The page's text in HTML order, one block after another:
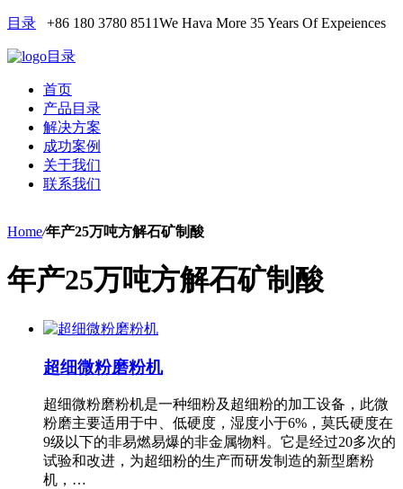
目录 +86 180 3780 8511We Hava More 35 Years Of Expeiences
目录
首页
产品目录
解决方案
成功案例
关于我们
联系我们
Home/年产25万吨方解石矿制酸
年产25万吨方解石矿制酸
超细微粉磨粉机
超细微粉磨粉机是一种细粉及超细粉的加工设备，此微
粉磨主要适用于中、低硬度，湿度小于6%，莫氏硬度在
9级以下的非易燃易爆的非金属物料。它是经过20多次的
试验和改进，为超细粉的生产而研发制造的新型磨粉
机，…